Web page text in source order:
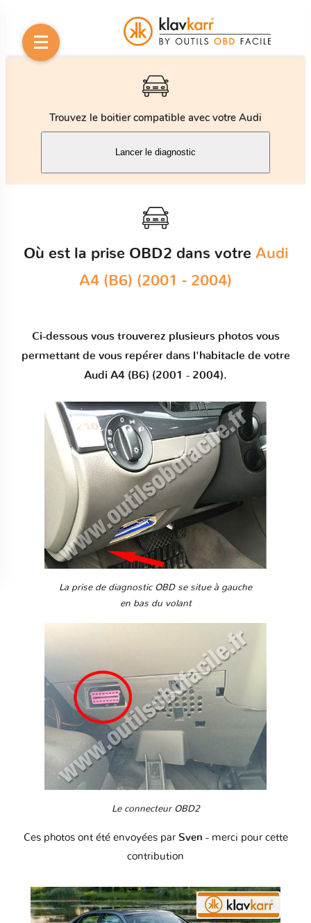
Trouvez le boitier compatible avec votre Audi
Lancer le diagnostic
Où est la prise OBD2 dans votre Audi
A4 (B6) (2001 - 2004)
Ci-dessous vous trouverez plusieurs photos vous
permettant de vous repérer dans l'habitacle de votre
Audi A4 (B6) (2001 - 2004).
La prise de diagnostic OBD se situe à gauche
en bas du volant
Le connecteur OBD2
Ces photos ont été envoyées par Sven - merci pour cette
contribution